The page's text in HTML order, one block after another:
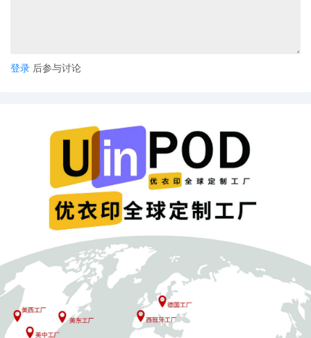
层操作。真正的突破在于实现“人群-品类-标签”的精准联动。
应避免过度依赖恐怖元素，转而关注家庭用户需求，使用
子万圣节服装等细分标签。
需聚焦“家庭聚餐场景”，绑定#家庭感恩、#餐桌仪式感等情
感标签，避免品类过于宽泛。
关键在于打破设计同质化，提供“家庭专属圣诞装饰”，并细分
#儿童圣诞礼品、#情侣圣诞装饰等人群标签。
宽扎节 等文化节日需深度尊重文化属性，避免用
“通用节日装饰”替代
专属元素，准确使用#宽扎节传统等标签。
营销精准度提升案例
登录 后参与讨论